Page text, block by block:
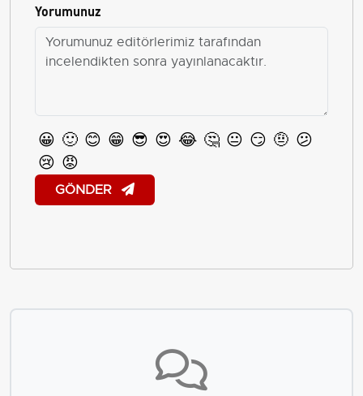
Yorumunuz
😀 🙂 😊 😁 😎 😍 😂 🤔 😐 😏 🤨 😕
😢 😡
GÖNDER